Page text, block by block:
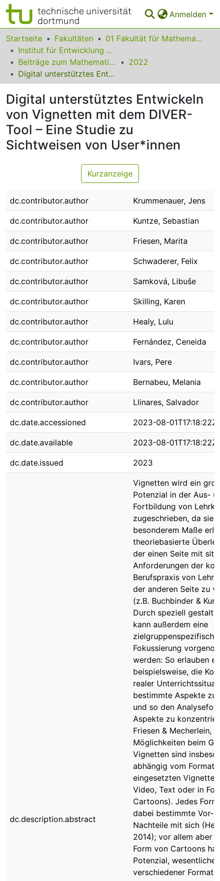
Anmelden
Bereiche & Sammlungen
Das gesamte Repositorium
Statistiken
FAQ
Leitlinien
Zurück zur Startseite
Startseite Fakultäten
01 Fakultät für Mathematik
Institut für Entwicklung und Erforschung des Mathematikunterrichts
Beiträge zum Mathematikunterricht
2022
Digital unterstütztes Entwickeln von Vignetten mit dem DIVER-Tool – Eine Studie zu Sichtweisen von User*innen
Digital unterstütztes Entwickeln
von Vignetten mit dem DIVER-
Tool – Eine Studie zu
Sichtweisen von User*innen
Kurzanzeige
dc.contributor.author Krummenauer, Jens
dc.contributor.author Kuntze, Sebastian
dc.contributor.author Friesen, Marita
dc.contributor.author Schwaderer, Felix
dc.contributor.author Samková, Libuše
dc.contributor.author Skilling, Karen
dc.contributor.author Healy, Lulu
dc.contributor.author Fernández, Ceneida
dc.contributor.author Ivars, Pere
dc.contributor.author Bernabeu, Melania
dc.contributor.author Llinares, Salvador
dc.date.accessioned 2023-08-01T17:18:22Z
dc.date.available 2023-08-01T17:18:22Z
dc.date.issued 2023
dc.description.abstract
Vignetten wird ein
Potenzial in der Aus-
Fortbildung von
zugeschrieben, da sie
besonderem Maße
theoriebasierte
der einen Seite mit
Anforderungen der
Berufspraxis von
der anderen Seite zu
(z.B. Buchbinder &
Durch speziell
kann außerdem eine
zielgruppenspezifische
Fokussierung
werden: So erlauben
beispielsweise, die
realer
bestimmte Aspekte zu
und so den
Aspekte zu
Friesen & Mecherlein,
Möglichkeiten beim
Vignetten sind
abhängig vom Format
eingesetzten
Video, Text oder in
Cartoons). Jedes
dabei bestimmte Vor-
Nachteile mit sich
2014); vor allem aber
Form von Cartoons
Potenzial, wesentliche
verschiedener